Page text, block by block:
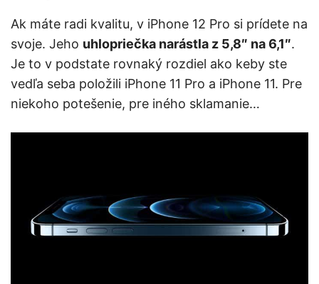
Ak máte radi kvalitu, v iPhone 12 Pro si prídete na
svoje. Jeho uhlopriečka narástla z 5,8″ na 6,1″.
Je to v podstate rovnaký rozdiel ako keby ste
vedľa seba položili iPhone 11 Pro a iPhone 11. Pre
niekoho potešenie, pre iného sklamanie…